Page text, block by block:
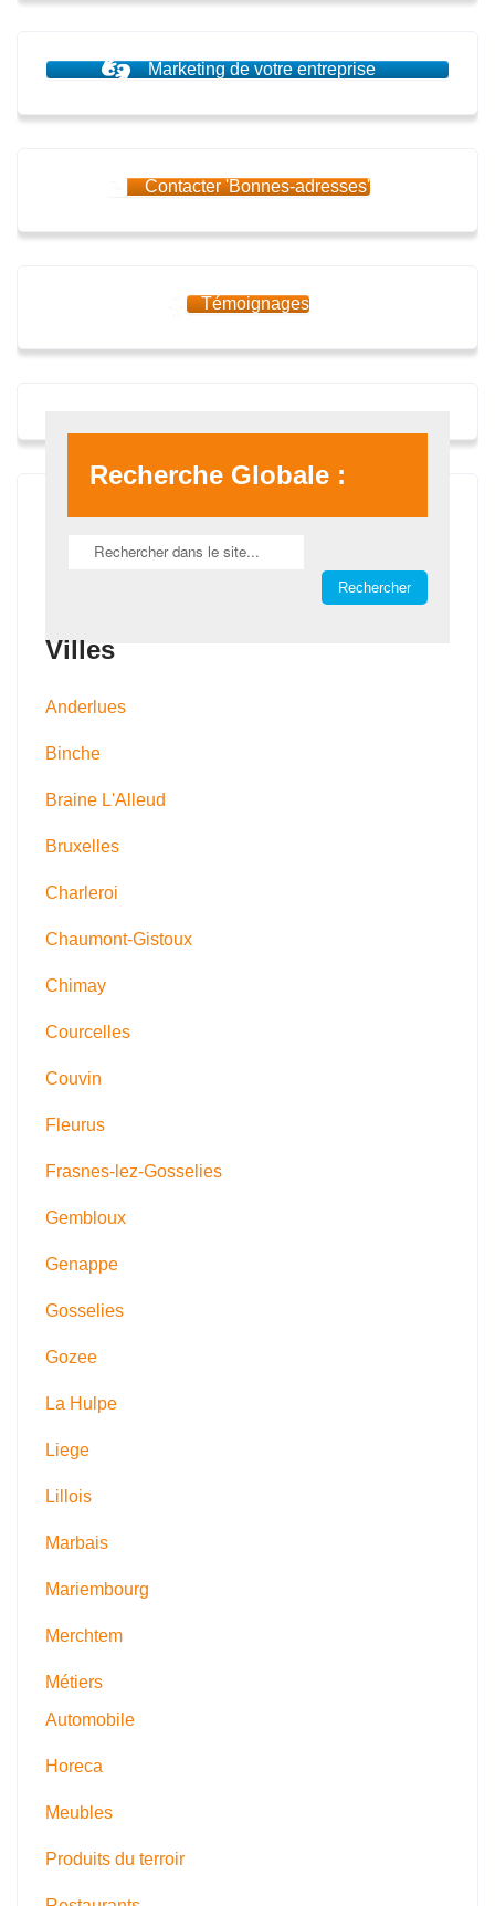
Marketing de votre entreprise
Contacter 'Bonnes-adresses'
Témoignages
Recherche Globale :
Villes
Anderlues
Binche
Braine L'Alleud
Bruxelles
Charleroi
Chaumont-Gistoux
Chimay
Courcelles
Couvin
Fleurus
Frasnes-lez-Gosselies
Gembloux
Genappe
Gosselies
Gozee
La Hulpe
Liege
Lillois
Marbais
Mariembourg
Merchtem
Métiers
Automobile
Horeca
Meubles
Produits du terroir